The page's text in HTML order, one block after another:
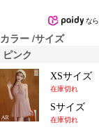
なら
カラー サイズ
ピンク
XSサイズ
在庫切れ
Sサイズ
在庫切れ